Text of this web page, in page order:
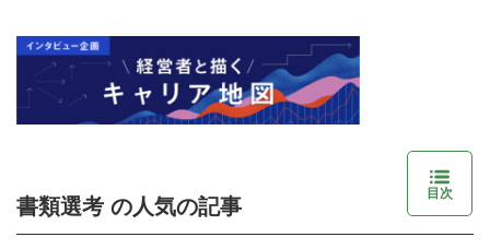
書類選考 の人気の記事
目次